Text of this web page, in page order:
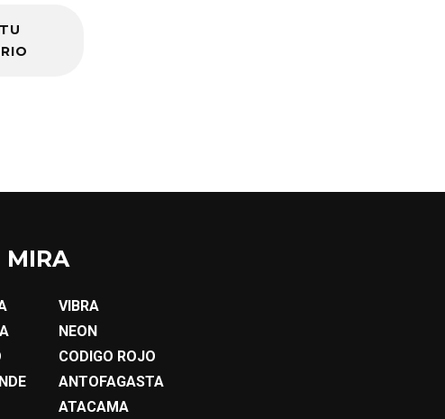
MIRA
VIBRA
NEON
CODIGO ROJO
ANTOFAGASTA
ATACAMA